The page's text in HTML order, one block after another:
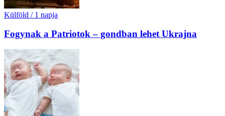
Külföld / 1 napja
Fogynak a Patriotok – gondban lehet Ukrajna